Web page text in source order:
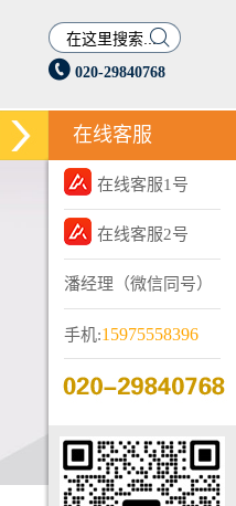

 020-29840768
在线客服
在线客服1号
在线客服2号
潘经理（微信同号）
手机:15975558396